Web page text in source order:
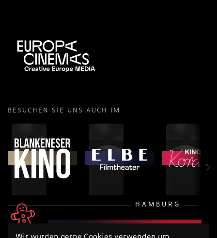
BESUCHEN SIE UNS AUCH IM
HAMBURG